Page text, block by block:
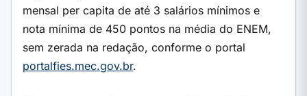
mensal per capita de até 3 salários mínimos e
nota mínima de 450 pontos na média do ENEM,
sem zerada na redação, conforme o portal
portalfies.mec.gov.br.